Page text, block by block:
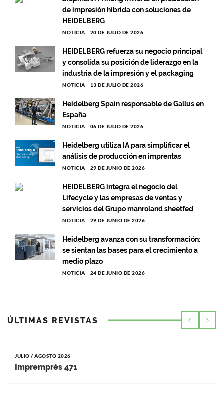
de impresión híbrida con soluciones de
HEIDELBERG
NOTICIA 20 DE JULIO DE 2026
HEIDELBERG refuerza su negocio principal
y consolida su posición de liderazgo en la
industria de la impresión y el packaging
NOTICIA 13 DE JULIO DE 2026
Heidelberg Spain responsable de Gallus en
España
NOTICIA 06 DE JULIO DE 2026
Heidelberg utiliza IA para simplificar el
análisis de producción en imprentas
NOTICIA 29 DE JUNIO DE 2026
HEIDELBERG integra el negocio del
Lifecycle y las empresas de ventas y
servicios del Grupo manroland sheetfed
NOTICIA 29 DE JUNIO DE 2026
Heidelberg avanza con su transformación:
se sientan las bases para el crecimiento a
medio plazo
NOTICIA 24 DE JUNIO DE 2026
ÚLTIMAS REVISTAS
JULIO / AGOSTO 2026
Impremprés 471